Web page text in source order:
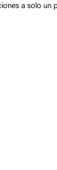
a solo un